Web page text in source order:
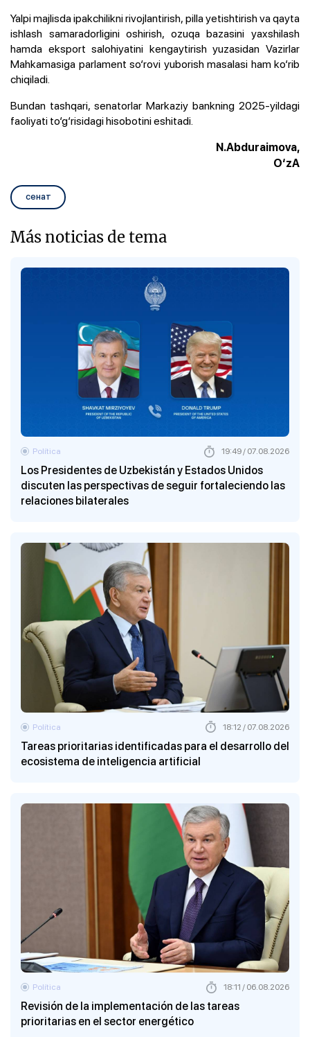
Yalpi majlisda ipakchilikni rivojlantirish, pilla yetishtirish va qayta
ishlash samaradorligini oshirish, ozuqa bazasini yaxshilash
hamda eksport salohiyatini kengaytirish yuzasidan Vazirlar
Mahkamasiga parlament so‘rovi yuborish masalasi ham ko‘rib
chiqiladi.
Bundan tashqari, senatorlar Markaziy bankning 2025-yildagi
faoliyati to‘g‘risidagi hisobotini eshitadi.
N.Abduraimova,
O‘zA
сенат
Más noticias de tema
Los Presidentes de Uzbekistán y Estados Unidos
discuten las perspectivas de seguir fortaleciendo las
relaciones bilaterales
Política 19:49 / 07.08.2026
Tareas prioritarias identificadas para el desarrollo del
ecosistema de inteligencia artificial
Política 18:12 / 07.08.2026
Revisión de la implementación de las tareas
prioritarias en el sector energético
Política 18:11 / 06.08.2026